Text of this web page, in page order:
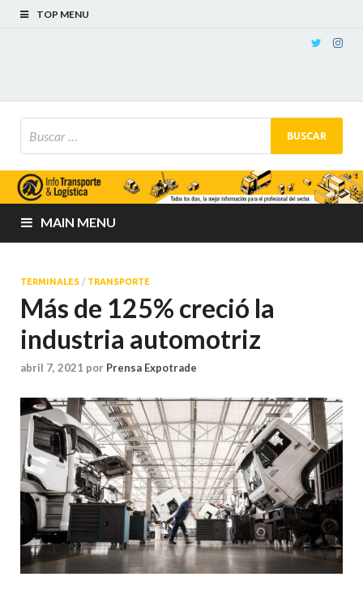
TOP MENU
MAIN MENU
TERMINALES / TRANSPORTE
Más de 125% creció la
industria automotriz
abril 7, 2021 por Prensa Expotrade